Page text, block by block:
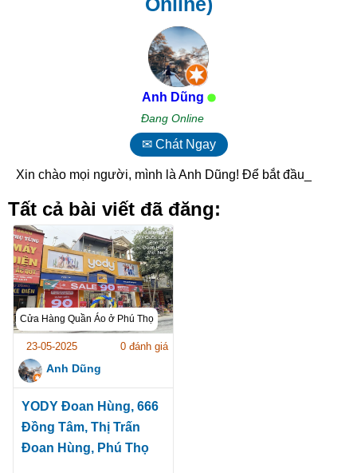
Anh Dũng
Đang Online
✉ Chát Ngay
Xin chào mọi người, mình là Anh Dũng! Để bắt đầu, _
Tất cả bài viết đã đăng:
Cửa Hàng Quần Áo ở Phú Thọ
23-05-2025 0 đánh giá
Anh Dũng
YODY Đoan Hùng, 666
Đồng Tâm, Thị Trấn
Đoan Hùng, Phú Thọ